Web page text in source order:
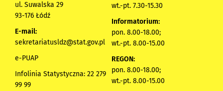
ul. Suwalska 29
93-176 Łódź
E-mail:
sekretariatusldz@stat.gov.pl
e-PUAP
Infolinia Statystyczna: 22 279
99 99
wt.-pt. 7.30-15.30
Informatorium:
pon. 8.00-18.00;
wt.-pt. 8.00-15.00
REGON:
pon. 8.00-18.00;
wt.-pt. 8.00-15.00